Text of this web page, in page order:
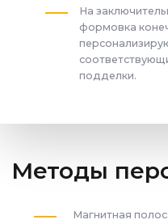
На
формовка
подделки.
Методы
Магнитная